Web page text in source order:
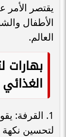
يقتصر
الأطفال
العالم.
بهارات
1. القرفة:
لتحسين